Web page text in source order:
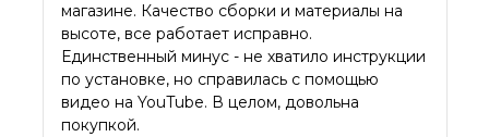
магазине. Качество сборки и материалы на
высоте, все работает исправно.
Единственный минус - не хватило инструкции
по установке, но справилась с помощью
видео на YouTube. В целом, довольна
покупкой.